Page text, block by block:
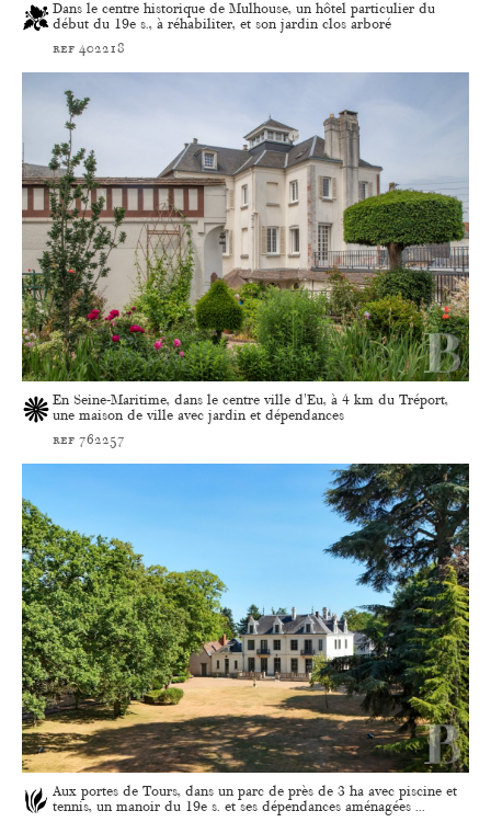
Dans le centre historique de Mulhouse, un hôtel particulier du
début du 19e s., à réhabiliter, et son jardin clos arboré
ref 402218
En Seine-Maritime, dans le centre ville d'Eu, à 4 km du Tréport,
une maison de ville avec jardin et dépendances
ref 762257
Aux portes de Tours, dans un parc de près de 3 ha avec piscine et
tennis, un manoir du 19e s. et ses dépendances aménagées ...